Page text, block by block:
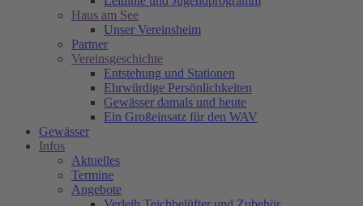
Haus am See
Unser Vereinsheim
Partner
Vereinsgeschichte
Entstehung und Stationen
Ehrwürdige Persönlichkeiten
Gewässer damals und heute
Ein Großeinsatz für den WAV
Gewässer
Infos
Aktuelles
Termine
Angebote